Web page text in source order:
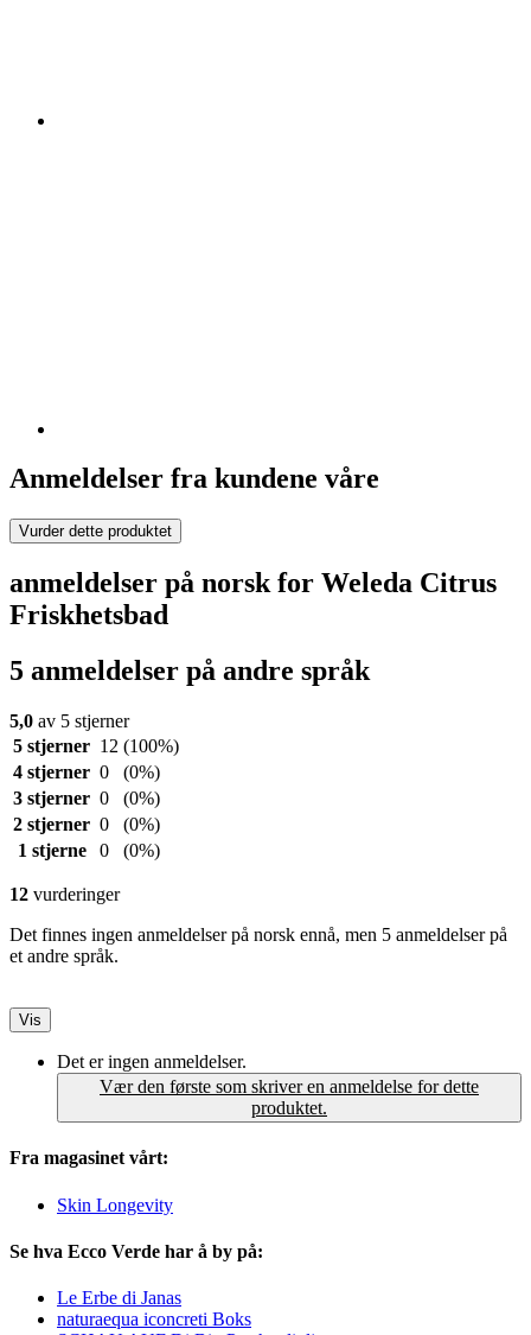
Anmeldelser fra kundene våre
Vurder dette produktet
anmeldelser på norsk for Weleda Citrus
Friskhetsbad
5 anmeldelser på andre språk
5,0 av 5 stjerner
5 stjerner 12 (100%)
4 stjerner 0
(0%)
3 stjerner 0
(0%)
2 stjerner 0
(0%)
1 stjerne
0 (0%)
12 vurderinger
Det finnes ingen anmeldelser på norsk ennå, men 5 anmeldelser på
et andre språk.
Vis
Det er ingen anmeldelser.
Vær den første som skriver en anmeldelse for dette
produktet.
Fra magasinet vårt:
Skin Longevity
Se hva Ecco Verde har å by på:
Le Erbe di Janas
naturaequa iconcreti Boks